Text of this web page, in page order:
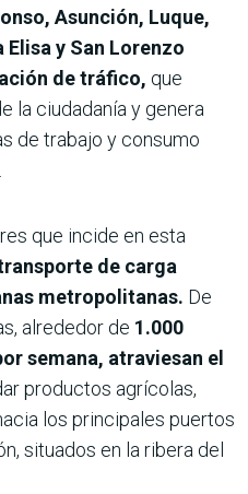
Asunción, Luque,
y San Lorenzo
de tráfico, que
la ciudadanía y genera
de trabajo y consumo
que incide en esta
de carga
metropolitanas. De
alrededor de 1.000
semana, atraviesan el
productos agrícolas,
los principales puertos
situados en la ribera del